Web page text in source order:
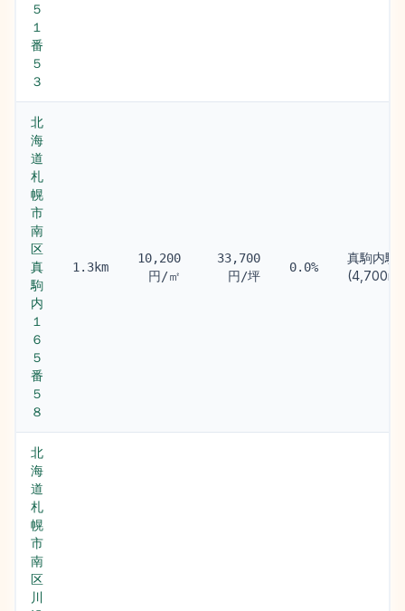
５
１
番
５
３
北
海
道
札
幌
市
南
区
真
駒
内
１
６
５
番
５
８
1.3km
10,200
円/㎡
33,700
円/坪
0.0%
真駒内駅
(4,700m)
北
海
道
札
幌
市
南
区
川